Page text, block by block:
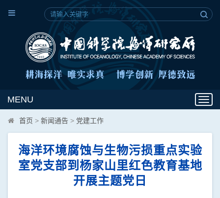
MENU
首页 > 新闻通告 > 党建工作
海洋环境腐蚀与生物污损重点实验
室党支部到杨家山里红色教育基地
开展主题党日